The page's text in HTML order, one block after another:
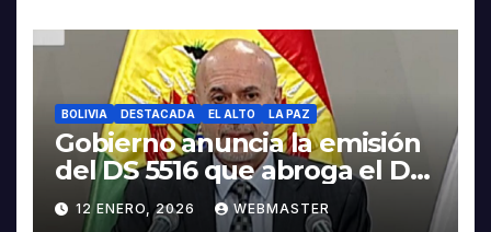
BOLIVIA DESTACADA EL ALTO LA PAZ
Gobierno anuncia la emisión
del DS 5516 que abroga el DS
5503
12 ENERO, 2026 WEBMASTER